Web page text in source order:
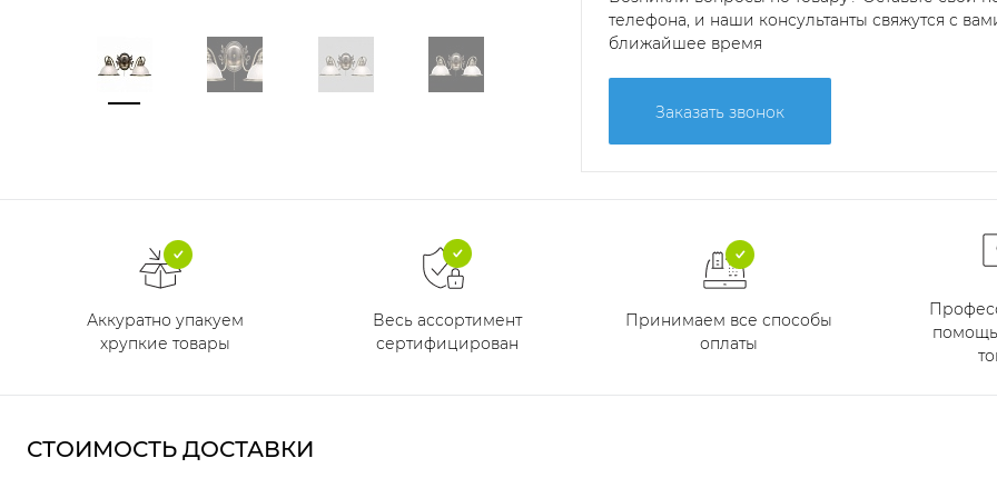
телефона, и наши консультанты свяжутся с
ближайшее время
Заказать звонок
Аккуратно упакуем
хрупкие товары
Весь ассортимент
сертифицирован
Принимаем все способы
оплаты
СТОИМОСТЬ ДОСТАВКИ